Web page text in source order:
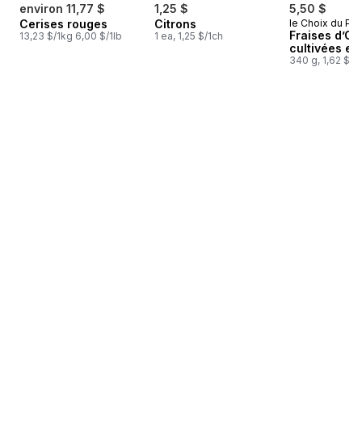
environ 11,77 $
Cerises rouges
13,23 $/1kg 6,00 $/1lb
1,25 $
Citrons
1 ea, 1,25 $/1ch
5,50 $
le Choix du
Fraises
cultivées
340 g, 1,62 $/